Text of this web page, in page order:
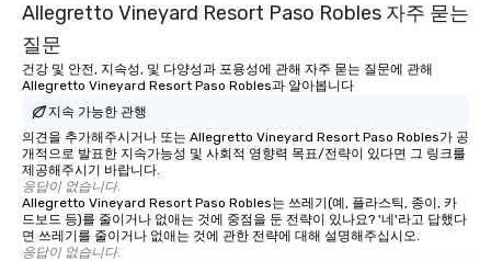
Allegretto Vineyard Resort Paso Robles 자주 묻는
질문
건강 및 안전, 지속성, 및 다양성과 포용성에 관해 자주 묻는 질문에 관해
Allegretto Vineyard Resort Paso Robles과 알아봅니다
지속 가능한 관행
의견을 추가해주시거나 또는 Allegretto Vineyard Resort Paso Robles가 공
개적으로 발표한 지속가능성 및 사회적 영향력 목표/전략이 있다면 그 링크를
제공해주시기 바랍니다.
응답이 없습니다.
Allegretto Vineyard Resort Paso Robles는 쓰레기(예, 플라스틱, 종이, 카
드보드 등)를 줄이거나 없애는 것에 중점을 둔 전략이 있나요? '네'라고 답했다
면 쓰레기를 줄이거나 없애는 것에 관한 전략에 대해 설명해주십시오.
응답이 없습니다.